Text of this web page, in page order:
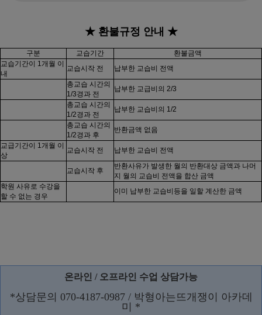
★ 환불규정 안내 ★
구분 교습기간
환불금액
교습기간이 1개월 이
내
교습시작 전
납부한 교습비 전액
총교습 시간의
1/3경과 전
납부한 교급비의 2/3
총교습 시간의
1/2경과 전
납부한 교습비의 1/2
총교습 시간의
1/2경과 후
반환금액 없음
교급기간이 1개월 이
상
교습시작 전 납부한 교습비 전액
교습시작 후
반환사유가 발생한 월의 반환대상 금액과 나머
지 월의 교습비 전액을 합산 금액
학원 사유로 수강을
할 수 없는 경우
이미 납부한 교습비등을 일할 계산한 금액
온라인 / 오프라인 수업 상담가능
*상담문의 070-4187-0987 / 박형아는뜨개쟁이 아카데
미 *